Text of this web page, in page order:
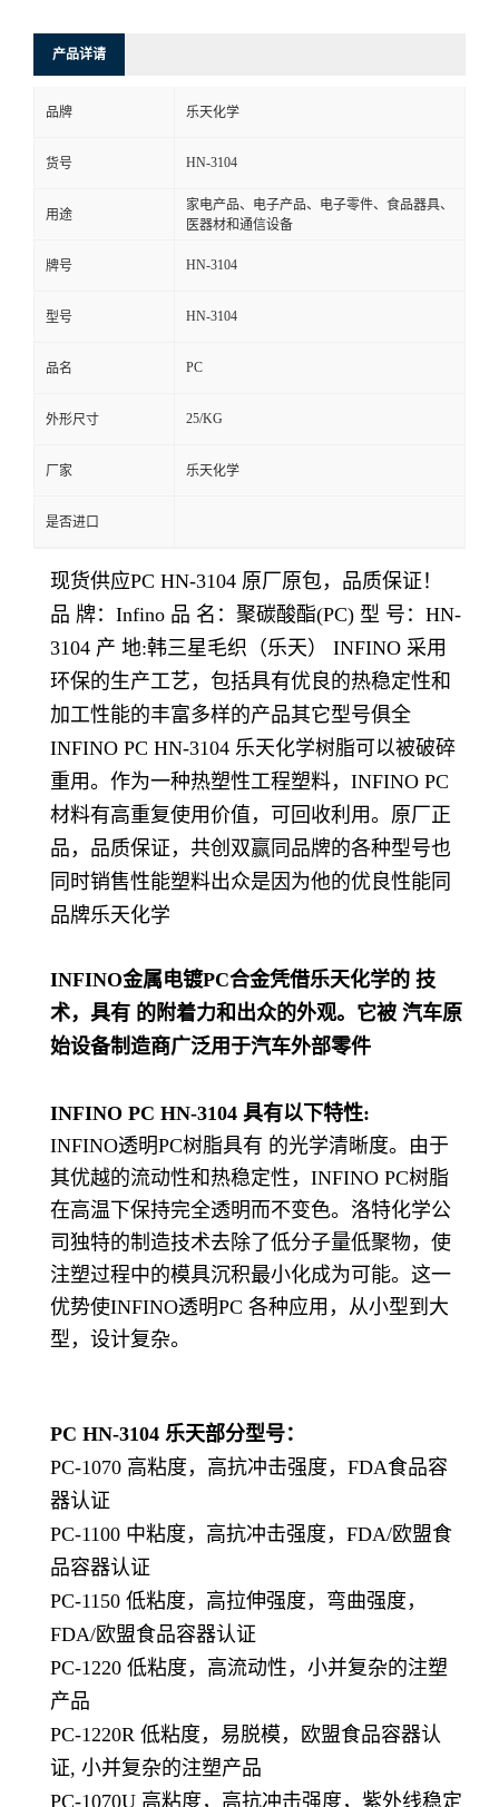
系
言
产品详请
品牌 乐天化学
货号 HN-3104
用途
家电产品、电子产品、电子零件、食品器具、
医器材和通信设备
牌号 HN-3104
型号 HN-3104
品名 PC
外形尺寸 25/KG
厂家 乐天化学
是否进口
现货供应PC HN-3104 原厂原包，品质保证！
品 牌：Infino 品 名：聚碳酸酯(PC) 型 号：HN-
3104 产 地:韩三星毛织（乐天） INFINO 采用
环保的生产工艺，包括具有优良的热稳定性和
加工性能的丰富多样的产品其它型号俱全
INFINO PC HN-3104 乐天化学树脂可以被破碎
重用。作为一种热塑性工程塑料，INFINO PC
材料有高重复使用价值，可回收利用。原厂正
品，品质保证，共创双赢同品牌的各种型号也
同时销售性能塑料出众是因为他的优良性能同
品牌乐天化学
INFINO金属电镀PC合金凭借乐天化学的 技
术，具有 的附着力和出众的外观。它被 汽车原
始设备制造商广泛用于汽车外部零件
INFINO PC HN-3104 具有以下特性:
INFINO透明PC树脂具有 的光学清晰度。由于
其优越的流动性和热稳定性，INFINO PC树脂
在高温下保持完全透明而不变色。洛特化学公
司独特的制造技术去除了低分子量低聚物，使
注塑过程中的模具沉积最小化成为可能。这一
优势使INFINO透明PC 各种应用，从小型到大
型，设计复杂。
PC HN-3104 乐天部分型号：
PC-1070 高粘度，高抗冲击强度，FDA食品容
器认证
PC-1100 中粘度，高抗冲击强度，FDA/欧盟食
品容器认证
PC-1150 低粘度，高拉伸强度，弯曲强度，
FDA/欧盟食品容器认证
PC-1220 低粘度，高流动性，小并复杂的注塑
产品
PC-1220R 低粘度，易脱模，欧盟食品容器认
证, 小并复杂的注塑产品
PC-1070U 高粘度，高抗冲击强度，紫外线稳定